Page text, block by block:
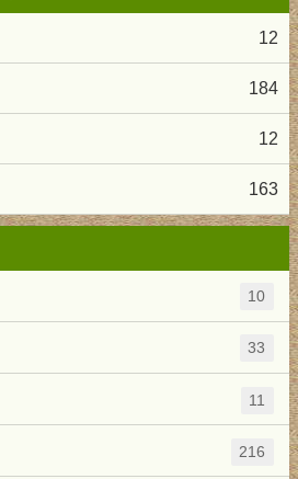
12
184
12
163
10
33
11
216